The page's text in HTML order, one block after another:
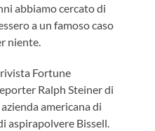
abbiamo cercato di
a un famoso caso
niente.
Fortune
Ralph Steiner di
americana di
aspirapolvere Bissell.